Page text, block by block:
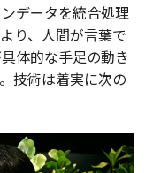
データを統合処理
り、人間が言葉で
体的な手足の動き
技術は着実に次の